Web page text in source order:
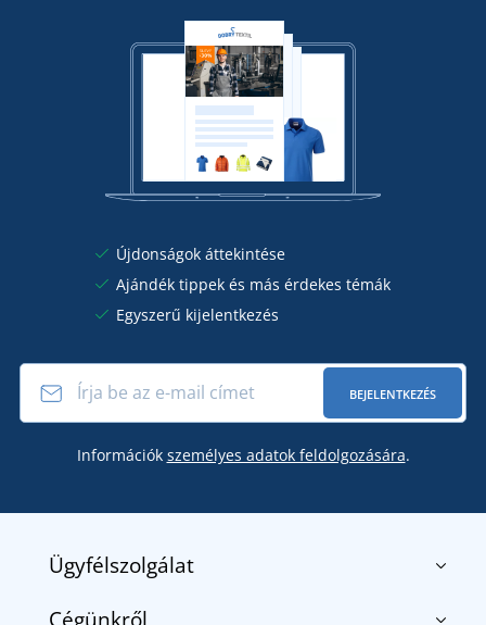
Újdonságok áttekintése
Ajándék tippek és más érdekes témák
Egyszerű kijelentkezés
BEJELENTKEZÉS
Információk személyes adatok feldolgozására.
Ügyfélszolgálat